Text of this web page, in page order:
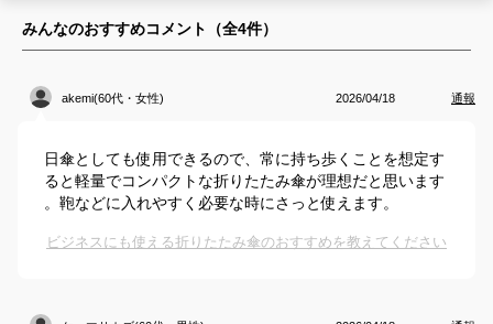
みんなのおすすめコメント（全4件）
akemi(60代・女性) 2026/04/18 通報
日傘としても使用できるので、常に持ち歩くことを想定す
ると軽量でコンパクトな折りたたみ傘が理想だと思います
。鞄などに入れやすく必要な時にさっと使えます。
ビジネスにも使える折りたたみ傘のおすすめを教えてください